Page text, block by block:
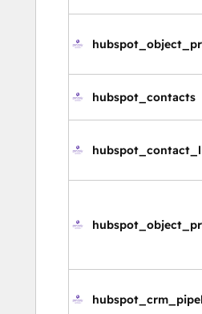
hubspot_contacts